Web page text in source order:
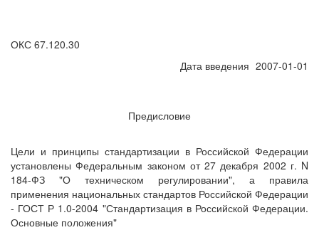
ОКС 67.120.30
Дата введения 2007-01-01
Предисловие
Цели и принципы стандартизации в Российской Федерации
установлены Федеральным законом от 27 декабря 2002 г. N
184-ФЗ "О техническом регулировании", а правила
применения национальных стандартов Российской Федерации
- ГОСТ Р 1.0-2004 "Стандартизация в Российской Федерации.
Основные положения"